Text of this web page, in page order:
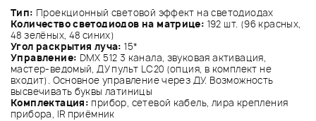
Тип: Проекционный световой эффект на светодиодах
Количество светодиодов на матрице: 192 шт. (96 красных,
48 зелёных, 48 синих)
Угол раскрытия луча: 15*
Управление: DMX 512 3 канала, звуковая активация,
мастер-ведомый, ДУ пульт LC20 (опция, в комплект не
входит). Основное управление через ДУ. Возможность
высвечивать буквы латиницы
Комплектация: прибор, сетевой кабель, лира крепления
прибора, IR приёмник